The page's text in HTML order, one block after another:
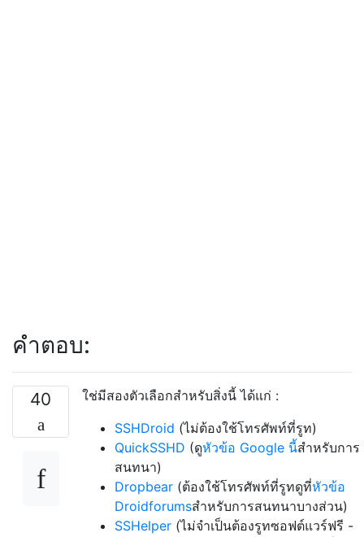
คำตอบ:
40
ใช่มีสองตัวเลือกสำหรับสิ่งนี้ ได้แก่ :
SSHDroid (ไม่ต้องใช้โทรศัพท์ที่รูท)
QuickSSHD (ดูหัวข้อ Google นี้สำหรับการ
สนทนา)
Dropbear (ต้องใช้โทรศัพท์ที่รูทดูที่หัวข้อ
Droidforumsสำหรับการสนทนาบางส่วน)
SSHelper (ไม่จำเป็นต้องรูทซอฟต์แวร์ฟรี -